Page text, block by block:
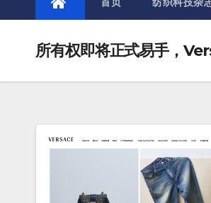
所有权即将正式易手，